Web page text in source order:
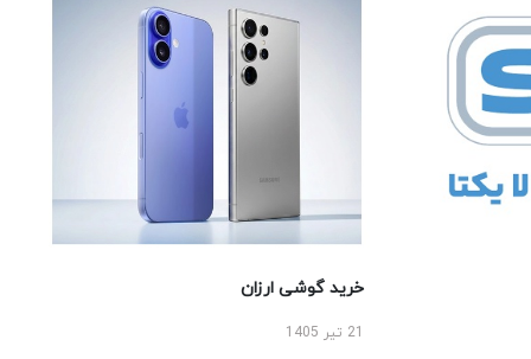
خرید گوشی ارزان